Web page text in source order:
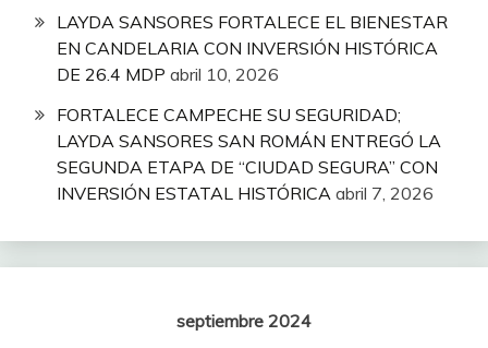
LAYDA SANSORES FORTALECE EL BIENESTAR
EN CANDELARIA CON INVERSIÓN HISTÓRICA
DE 26.4 MDP abril 10, 2026
FORTALECE CAMPECHE SU SEGURIDAD;
LAYDA SANSORES SAN ROMÁN ENTREGÓ LA
SEGUNDA ETAPA DE “CIUDAD SEGURA” CON
INVERSIÓN ESTATAL HISTÓRICA abril 7, 2026
septiembre 2024